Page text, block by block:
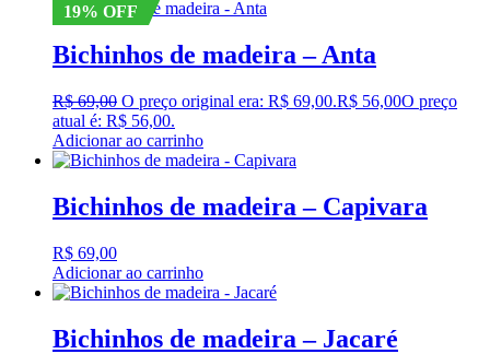
19% OFF
Bichinhos de madeira – Anta
R$69,00 O preço original era: R$ 69,00.R$ 56,00O preço
atual é: R$ 56,00.
Adicionar ao carrinho
Bichinhos de madeira – Capivara
R$ 69,00
Adicionar ao carrinho
Bichinhos de madeira – Jacaré